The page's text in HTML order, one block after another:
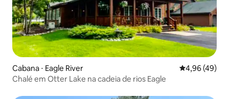
Cabana ⋅ Eagle River 4,96 de uma
4,96 (49)
Chalé em Otter Lake na cadeia de rios Eagle